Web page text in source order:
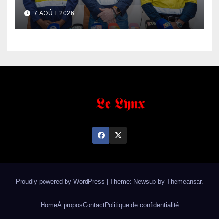
de fer exportées
7 AOÛT 2026
Proudly powered by WordPress Theme: Newsup by Themeansar.
HomeÀ proposContactPolitique de confidentialité